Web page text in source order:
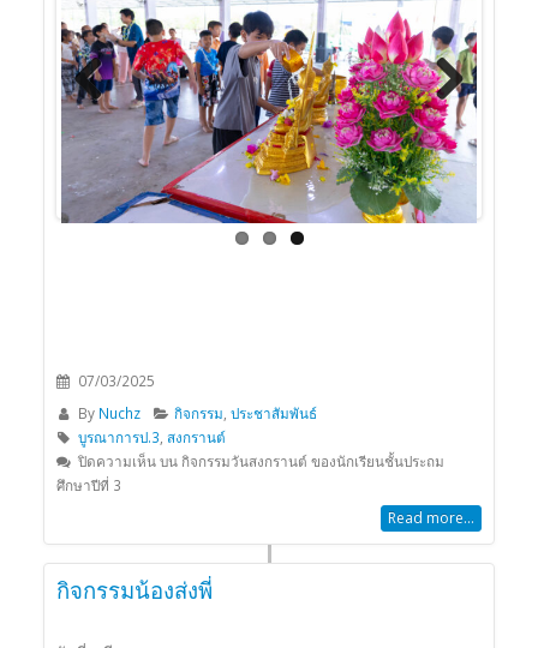
Previous Next
07/03/2025
By Nuchz กิจกรรม,ประชาสัมพันธ์
บูรณาการป.3, สงกรานต์
ปิดความเห็นบน กิจกรรมวันสงกรานต์ ของนักเรียนชั้นประถม
ศึกษาปีที่ 3
Read more...
กิจกรรมน้องส่งพี่